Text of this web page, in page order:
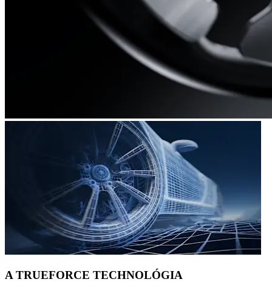
A TRUEFORCE TECHNOLÓGIA